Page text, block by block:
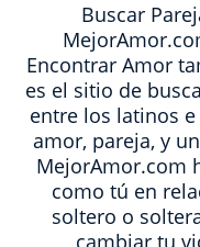
Buscar
Encontrar Amor
es el sitio de
entre los latinos
amor, pareja, y
MejorAmor.com
como tú en
soltero o
cambiar tu